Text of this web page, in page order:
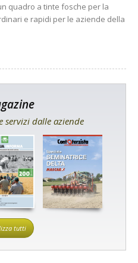
quadro a tinte fosche per la
e rapidi per le aziende della
servizi dalle aziende
tutti